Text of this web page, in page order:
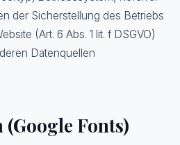
der Sicherstellung des Betriebs
(Art. 6 Abs. 1 lit. f DSGVO)
Datenquellen
Fonts)